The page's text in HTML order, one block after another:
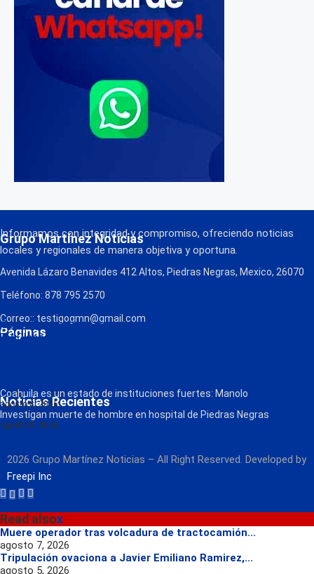
Grupo Martínez Noticias
Informamos con integridad y compromiso, ofreciendo noticias
locales y regionales de manera objetiva y oportuna.
Avenida Lázaro Benavides 412 Altos, Piedras Negras, Mexico, 26070
Teléfono: 878 795 2570
Correo:: testigogmn@gmail.com
Páginas
¡Descarga nuestra App!
FM Globo
Radio
Noticias Recientes
Coahuila es un estado de instituciones fuertes: Manolo
agosto 8, 2026
Investigan muerte de hombre en hospital de Piedras Negras
agosto 8, 2026
2026 Grupo Martínez Noticias – All Right Reserved. Developed by
Freepi Inc
Read alsox
Muere operador tras volcadura de tractocamión...
agosto 7, 2026
Tripulación ovaciona a Javier Emiliano Ramirez,...
agosto 5, 2026